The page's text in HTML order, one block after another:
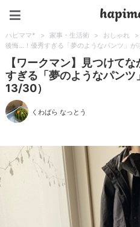
ハピママ* > 家事・生活術 > おしゃれ >
後悔…！優秀すぎる「夢のようなパンツ」が
【ワークマン】見つけて
すぎる「夢のようなパン
13/30）
くわばら なっとう